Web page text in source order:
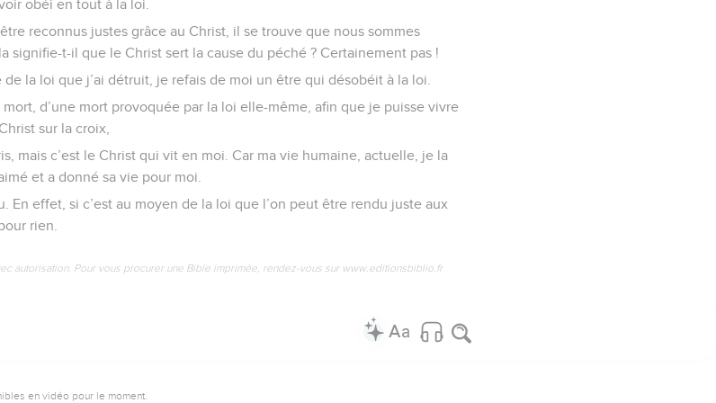
obéi en tout à la loi.
reconnus justes grâce au Christ, il se trouve que nous sommes
signifie-t-il que le Christ sert la cause du péché ? Certainement pas !
la loi que j’ai détruit, je refais de moi un être qui désobéit à la loi.
d’une mort provoquée par la loi elle-même, afin que je puisse vivre
sur la croix,
mais c’est le Christ qui vit en moi. Car ma vie humaine, actuelle, je la
et a donné sa vie pour moi.
En effet, si c’est au moyen de la loi que l’on peut être rendu juste aux
rien.
autorisation. Pour vous procurer une Bible imprimée, rendez-vous sur www.editionsbiblio.fr
en vidéo pour le moment.